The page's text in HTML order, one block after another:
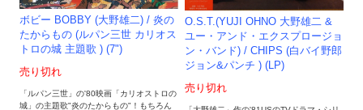
ボビー BOBBY (大野雄二) / 炎の
たからもの (ルパン三世 カリオス
トロの城 主題歌 ) (7")
売り切れ
「ルパン三世」の'80映画「カリオストロの
城」の主題歌"炎のたからもの"！もちろん
O.S.T.(YUJI OHNO 大野雄二 &
ユー・アンド・エクスプロージョ
ン・バンド) / CHIPS (白バイ野郎
ジョン&パンチ ) (LP)
売り切れ